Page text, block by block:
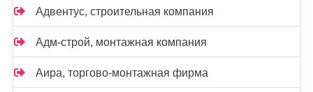
Адвентус, строительная компания
Адм-строй, монтажная компания
Аира, торгово-монтажная фирма